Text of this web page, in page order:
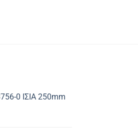
0 ΙΣΙΑ 250mm